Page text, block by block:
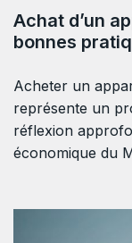
Achat d’un
bonnes
Acheter un
représente un
réflexion
économique du